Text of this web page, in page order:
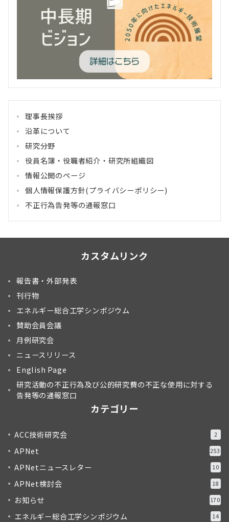
理事長挨拶
沿革について
研究分野
役員名簿・役職者紹介・研究所組織図
情報公開のページ
個人情報保護方針(プライバシーポリシー)
不正行為告発等の通報窓口
カスタムリンク
報告書・外部発表
刊行物
エネルギー総合工学シンポジウム
賛助会員会議
月例研究会
ニュースリリース
English Page
研究活動の不正行為及び公的研究費の不正な使用に対する
告発等の通報窓口
カテゴリー
ACC技術研究会 2
APNet 253
APNetニュースレター 10
APNet検討会 18
お知らせ 170
エネルギー総合工学シンポジウム 14